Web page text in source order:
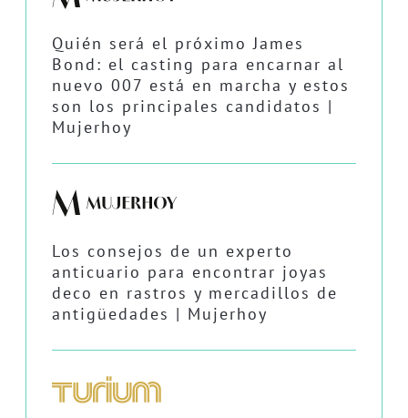
Quién será el próximo James
Bond: el casting para encarnar al
nuevo 007 está en marcha y estos
son los principales candidatos |
Mujerhoy
Los consejos de un experto
anticuario para encontrar joyas
deco en rastros y mercadillos de
antigüedades | Mujerhoy